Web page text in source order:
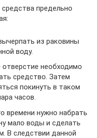
предельно
из раковины
воду.
отверстие необходимо
средство. Затем
покинуть в таком
часов.
времени нужно набрать
мало воды и сделать
В следствии данной